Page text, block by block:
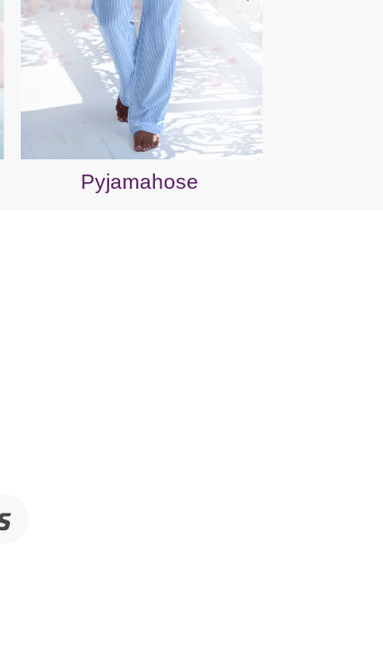
Pyjamahose